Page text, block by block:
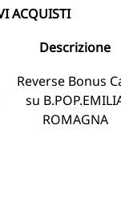
ACQUISTI
Descrizione
Reverse Bonus
su
ROMAGNA